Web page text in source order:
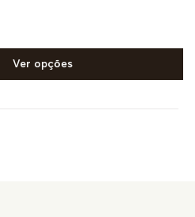
Ver opções